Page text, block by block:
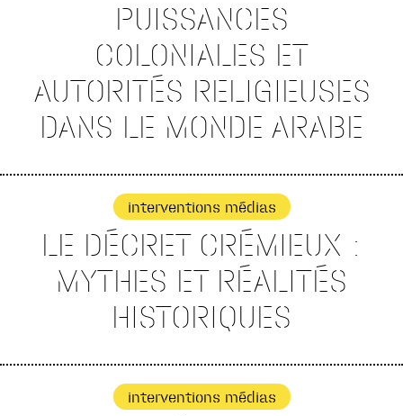
PUISSANCES
COLONIALES ET
AUTORITÉS RELIGIEUSES
DANS LE MONDE ARABE
interventions médias
LE DÉCRET CRÉMIEUX :
MYTHES ET RÉALITÉS
HISTORIQUES
interventions médias